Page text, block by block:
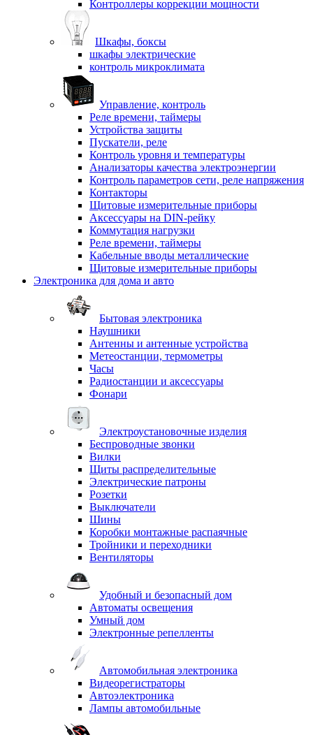
Контроллеры коррекции мощности
Шкафы, боксы
шкафы электрические
контроль микроклимата
Управление, контроль
Реле времени, таймеры
Устройства защиты
Пускатели, реле
Контроль уровня и температуры
Анализаторы качества электроэнергии
Контроль параметров сети, реле напряжения
Контакторы
Щитовые измерительные приборы
Аксессуары на DIN-рейку
Коммутация нагрузки
Реле времени, таймеры
Кабельные вводы металлические
Щитовые измерительные приборы
Электроника для дома и авто
Бытовая электроника
Наушники
Антенны и антенные устройства
Метеостанции, термометры
Часы
Радиостанции и аксессуары
Фонари
Электроустановочные изделия
Беспроводные звонки
Вилки
Щиты распределительные
Электрические патроны
Розетки
Выключатели
Шины
Коробки монтажные распаячные
Тройники и переходники
Вентиляторы
Удобный и безопасный дом
Автоматы освещения
Умный дом
Электронные репелленты
Автомобильная электроника
Видеорегистраторы
Автоэлектроника
Лампы автомобильные